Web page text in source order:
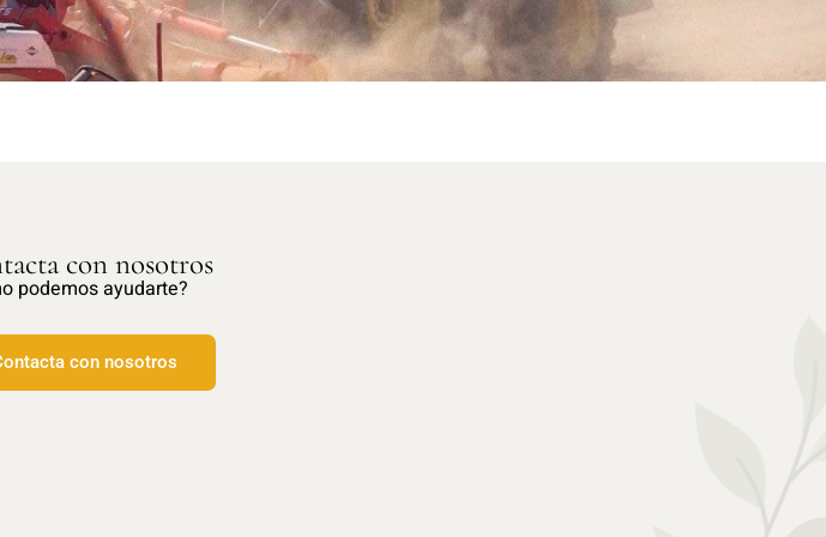
con nosotros
podemos ayudarte?
con nosotros